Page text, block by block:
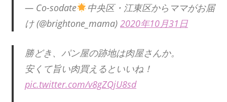
— Co-sodate
中央区・江東区からママがお届
け (@brightone_mama) 2020年10月31日
勝どき、パン屋の跡地は肉屋さんか。
安くて旨い肉買えるといいね！
pic.twitter.com/v8gZQjU8sd